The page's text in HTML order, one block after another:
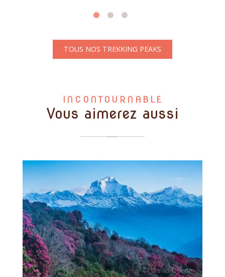
TOUS NOS TREKKING PEAKS
INCONTOURNABLE
Vous aimerez aussi